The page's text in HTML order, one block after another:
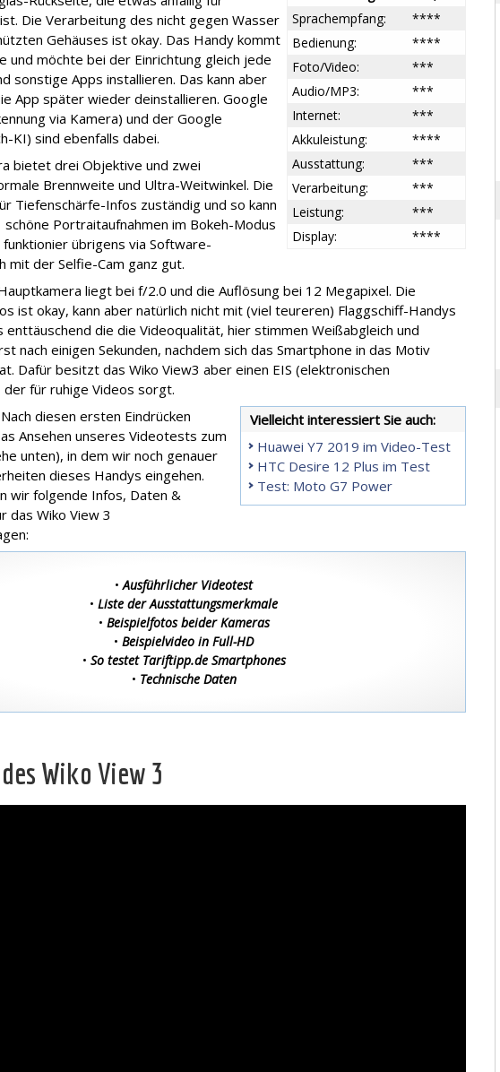
****
Sprachempfang:
****
Bedienung:
***
Foto/Video:
***
Audio/MP3:
***
Internet:
****
Akkuleistung:
***
Ausstattung:
***
Verarbeitung:
***
Leistung:
****
Display:
Die Verarbeitung des nicht gegen Wasser
Gehäuses ist okay. Das Handy kommt
und möchte bei der Einrichtung gleich jede
sonstige Apps installieren. Das kann aber
App später wieder deinstallieren. Google
via Kamera) und der Google
KI) sind ebenfalls dabei.
bietet drei Objektive und zwei
Brennweite und Ultra-Weitwinkel. Die
Tiefenschärfe-Infos zuständig und so kann
schöne Portraitaufnahmen im Bokeh-Modus
funktionier übrigens via Software-
mit der Selfie-Cam ganz gut.
liegt bei f/2.0 und die Auflösung bei 12 Megapixel. Die
ist okay, kann aber natürlich nicht mit (viel teureren) Flaggschiff-Handys
enttäuschend die die Videoqualität, hier stimmen Weißabgleich und
nach einigen Sekunden, nachdem sich das Smartphone in das Motiv
Dafür besitzt das Wiko View3 aber einen EIS (elektronischen
für ruhige Videos sorgt.
Vielleicht interessiert Sie auch:
Huawei Y7 2019 im Video-Test
HTC Desire 12 Plus im Test
Test: Moto G7 Power
diesen ersten Eindrücken
Ansehen unseres Videotests zum
unten), in dem wir noch genauer
dieses Handys eingehen.
wir folgende Infos, Daten &
das Wiko View 3
•Ausführlicher Videotest
• Liste der Ausstattungsmerkmale
• Beispielfotos beider Kameras
• Beispielvideo in Full-HD
• So testet Tariftipp.de Smartphones
• Technische Daten
Wiko View 3